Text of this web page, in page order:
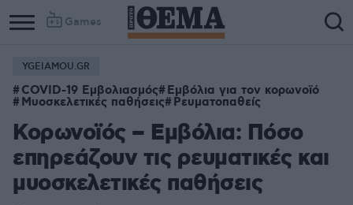
Games
YGEIAMOU.GR
COVID-19 Εμβολιασμός Εμβόλια για τον κορωνοϊό
Μυοσκελετικές παθήσεις Ρευματοπαθείς
Κορωνοϊός – Εμβόλια: Πόσο
επηρεάζουν τις ρευματικές και
μυοσκελετικές παθήσεις